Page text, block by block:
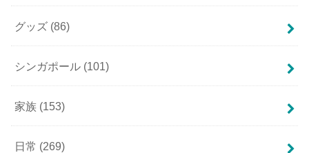
グッズ (86)
シンガポール (101)
家族 (153)
日常 (269)